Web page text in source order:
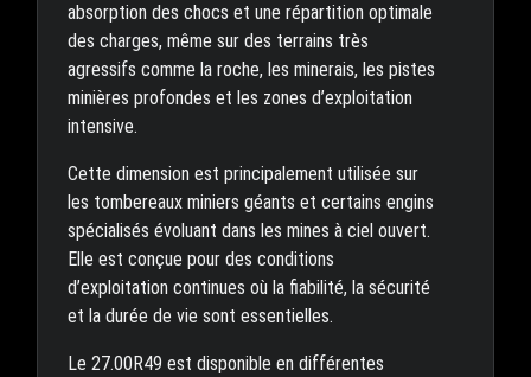
absorption des chocs et une répartition optimale
des charges, même sur des terrains très
agressifs comme la roche, les minerais, les pistes
minières profondes et les zones d’exploitation
intensive.
Cette dimension est principalement utilisée sur
les tombereaux miniers géants et certains engins
spécialisés évoluant dans les mines à ciel ouvert.
Elle est conçue pour des conditions
d’exploitation continues où la fiabilité, la sécurité
et la durée de vie sont essentielles.
Le 27.00R49 est disponible en différentes